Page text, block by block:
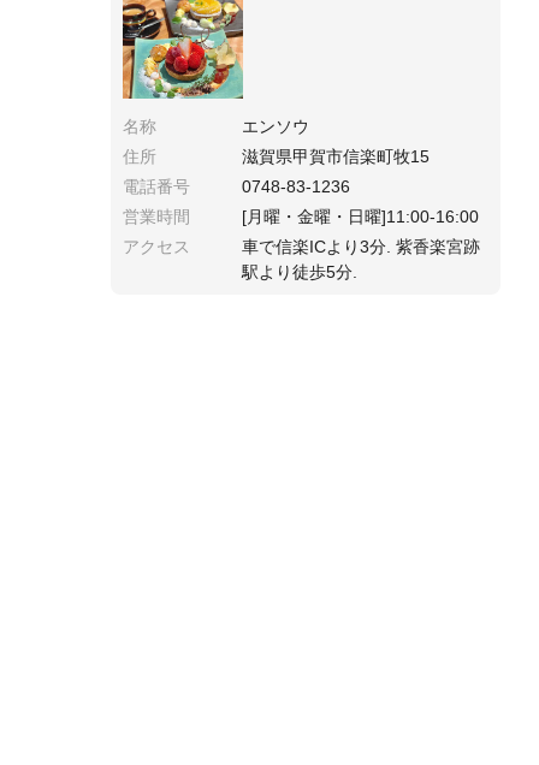
名称
エンソウ
住所
滋賀県甲賀市信楽町牧15
電話番号
0748-83-1236
営業時間
[月曜・金曜・日曜]11:00-16:00
アクセス
車で信楽ICより3分. 紫香楽宮跡
駅より徒歩5分.